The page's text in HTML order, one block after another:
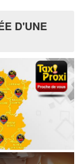
D'UNE